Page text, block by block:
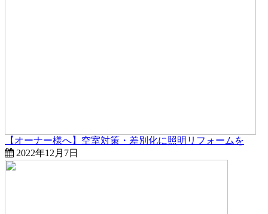
【オーナー様へ】空室対策・差別化に照明リフォームを
2022年12月7日